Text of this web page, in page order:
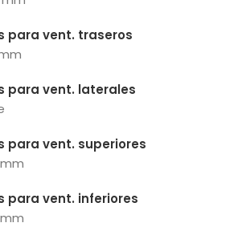
para vent. traseros
para vent. laterales
para vent. superiores
mm
para vent. inferiores
mm